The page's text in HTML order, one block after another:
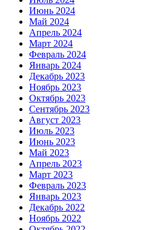
Июнь 2024
Май 2024
Апрель 2024
Март 2024
Февраль 2024
Январь 2024
Декабрь 2023
Ноябрь 2023
Октябрь 2023
Сентябрь 2023
Август 2023
Июль 2023
Июнь 2023
Май 2023
Апрель 2023
Март 2023
Февраль 2023
Январь 2023
Декабрь 2022
Ноябрь 2022